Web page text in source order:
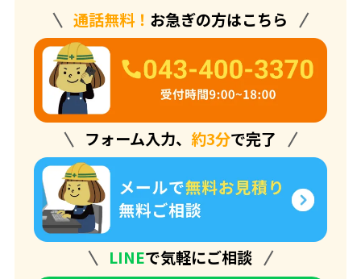
通話無料！ お急ぎの方はこちら
フォーム入力、 約3分で完了
LINEで気軽にご相談